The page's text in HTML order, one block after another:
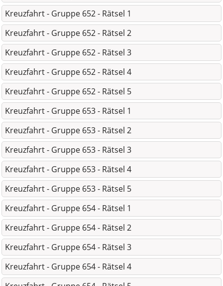
Kreuzfahrt - Gruppe 652 - Rätsel 1
Kreuzfahrt - Gruppe 652 - Rätsel 2
Kreuzfahrt - Gruppe 652 - Rätsel 3
Kreuzfahrt - Gruppe 652 - Rätsel 4
Kreuzfahrt - Gruppe 652 - Rätsel 5
Kreuzfahrt - Gruppe 653 - Rätsel 1
Kreuzfahrt - Gruppe 653 - Rätsel 2
Kreuzfahrt - Gruppe 653 - Rätsel 3
Kreuzfahrt - Gruppe 653 - Rätsel 4
Kreuzfahrt - Gruppe 653 - Rätsel 5
Kreuzfahrt - Gruppe 654 - Rätsel 1
Kreuzfahrt - Gruppe 654 - Rätsel 2
Kreuzfahrt - Gruppe 654 - Rätsel 3
Kreuzfahrt - Gruppe 654 - Rätsel 4